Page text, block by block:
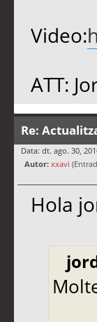
Video:
ATT:
Re:
Data: dt. ago. 30,
Autor: xxavi
Hola